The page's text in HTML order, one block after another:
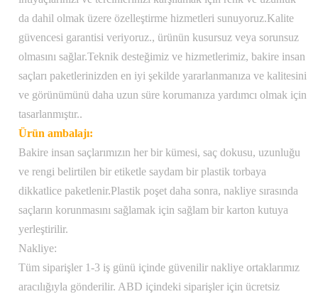
Nakliye:
nakliye, 1-2 iş günü içinde işlenmiş siparişler
ve USPS Priority Mail üzerinden gönderilen,
ek ücret karşılığında uluslararası nakliye
mevcuttur
da dahil olmak üzere özelleştirme hizmetleri sunuyoruz.Kalite
güvencesi garantisi veriyoruz., ürünün kusursuz veya sorunsuz
olmasını sağlar.Teknik desteğimiz ve hizmetlerimiz, bakire insan
saçları paketlerinizden en iyi şekilde yararlanmanıza ve kalitesini
ve görünümünü daha uzun süre korumanıza yardımcı olmak için
tasarlanmıştır..
Ürün ambalajı:
Bakire insan saçlarımızın her bir kümesi, saç dokusu, uzunluğu
ve rengi belirtilen bir etiketle saydam bir plastik torbaya
dikkatlice paketlenir.Plastik poşet daha sonra, nakliye sırasında
saçların korunmasını sağlamak için sağlam bir karton kutuya
yerleştirilir.
Nakliye:
Tüm siparişler 1-3 iş günü içinde güvenilir nakliye ortaklarımız
aracılığıyla gönderilir. ABD içindeki siparişler için ücretsiz